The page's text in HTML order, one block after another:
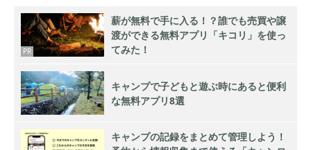
薪が無料で手に入る！？誰でも売買や譲
渡ができる無料アプリ「キコリ」を使っ
てみた！
PR
キャンプで子どもと遊ぶ時にあると便利
な無料アプリ8選
キャンプの記録をまとめて管理しよう！